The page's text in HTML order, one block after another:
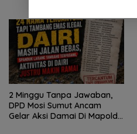
2 Minggu Tanpa Jawaban,
DPD Mosi Sumut Ancam
Gelar Aksi Damai Di Mapolda